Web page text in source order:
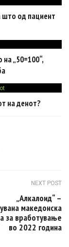
што од пациент
„50=100“,
на денот?
NEXT POST
„Алкалоид“ –
македонска
за вработување
во 2022 година